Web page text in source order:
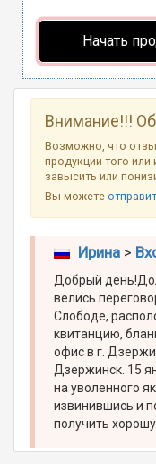
Начать
Внимание!!!
Возможно, что
продукции того
завысить или
Вы можете
Ирина>
Добрый
велись
Слободе,
квитанцию,
офис в г.
Дзержинск. 15
на уволенного
извинившись и
получить